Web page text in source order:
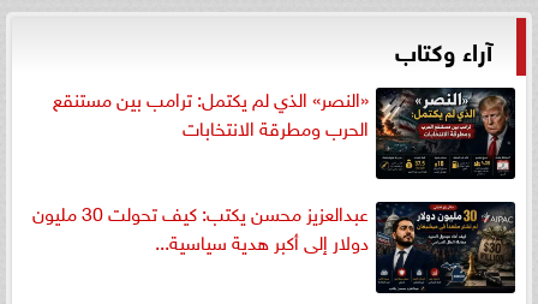
آراء وكتاب
«النصر» الذي لم يكتمل: ترامب بين مستنقع
الحرب ومطرقة الانتخابات
عبدالعزيز محسن يكتب: كيف تحولت 30 مليون
دولار إلى أكبر هدية سياسية...